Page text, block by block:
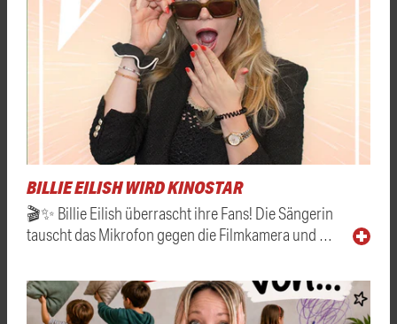
BILLIE EILISH WIRD KINOSTAR
🎬✨ Billie Eilish überrascht ihre Fans! Die Sängerin
tauscht das Mikrofon gegen die Filmkamera und …